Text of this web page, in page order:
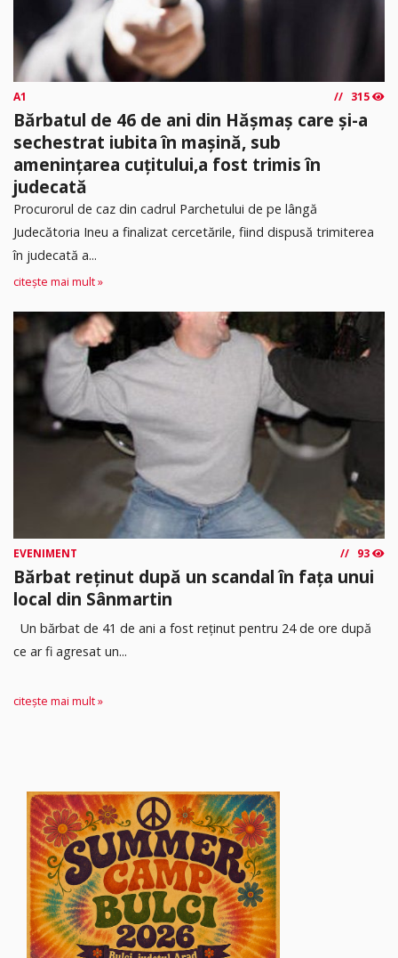
A1 315
Bărbatul de 46 de ani din Hășmaș care și-a
sechestrat iubita în mașină, sub
amenințarea cuțitului,a fost trimis în
judecată
Procurorul de caz din cadrul Parchetului de pe lângă
Judecătoria Ineu a finalizat cercetările, fiind dispusă trimiterea
în judecată a...
citește mai mult »
EVENIMENT 93
Bărbat reținut după un scandal în fața unui
local din Sânmartin
Un bărbat de 41 de ani a fost reținut pentru 24 de ore după
ce ar fi agresat un...
citește mai mult »